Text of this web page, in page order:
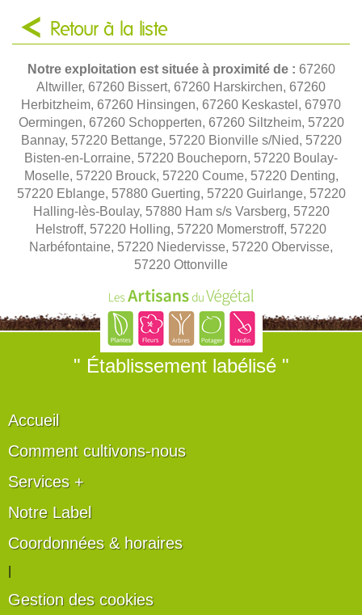
Retour à la liste
Notre exploitation est située à proximité de : 67260
Altwiller, 67260 Bissert, 67260 Harskirchen, 67260
Herbitzheim, 67260 Hinsingen, 67260 Keskastel, 67970
Oermingen, 67260 Schopperten, 67260 Siltzheim, 57220
Bannay, 57220 Bettange, 57220 Bionville s/Nied, 57220
Bisten-en-Lorraine, 57220 Boucheporn, 57220 Boulay-
Moselle, 57220 Brouck, 57220 Coume, 57220 Denting,
57220 Eblange, 57880 Guerting, 57220 Guirlange, 57220
Halling-lès-Boulay, 57880 Ham s/s Varsberg, 57220
Helstroff, 57220 Holling, 57220 Momerstroff, 57220
Narbéfontaine, 57220 Niedervisse, 57220 Obervisse,
57220 Ottonville
" Établissement labélisé "
Accueil
Comment cultivons-nous
Services +
Notre Label
Coordonnées & horaires
Gestion des cookies